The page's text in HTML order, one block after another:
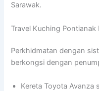
Sarawak.
Travel Kuching Pontianak
Perkhidmatan dengan
berkongsi dengan
Kereta Toyota Avanza